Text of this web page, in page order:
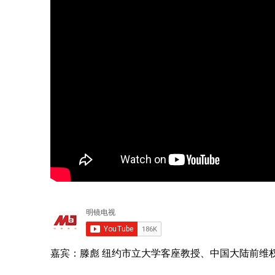
嘉宾：滕彪 纽约市立大学客座教授、中国大陆前维